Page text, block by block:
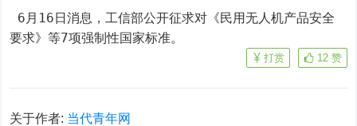
要求》等7项强制性国家标准。
12 赞
打赏
关于作者: 当代青年网